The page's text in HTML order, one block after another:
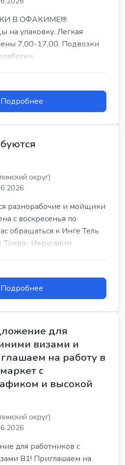
В ОФАКИМЕ!!!!
на упаковку. Легкая
7,00-17,00. Подвозки
Подробнее
округ)
разнорабочие и мойщики
с воскресенья по
обращаться к Инге Тель
Иерусалим
Подробнее
для
визами и
на работу в
с
и высокой
округ)
для работников с
B1! Приглашаем на